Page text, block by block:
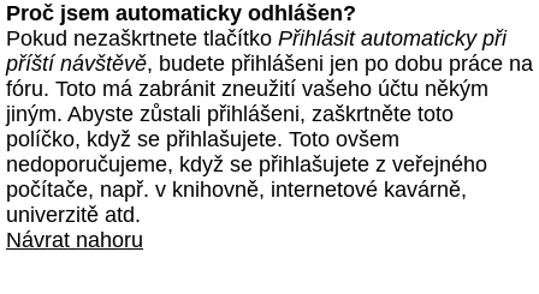
Proč jsem automaticky odhlášen?
Pokud nezaškrtnete tlačítko Přihlásit automaticky při
příští návštěvě, budete přihlášeni jen po dobu práce na
fóru. Toto má zabránit zneužití vašeho účtu někým
jiným. Abyste zůstali přihlášeni, zaškrtněte toto
políčko, když se přihlašujete. Toto ovšem
nedoporučujeme, když se přihlašujete z veřejného
počítače, např. v knihovně, internetové kavárně,
univerzitě atd.
Návrat nahoru